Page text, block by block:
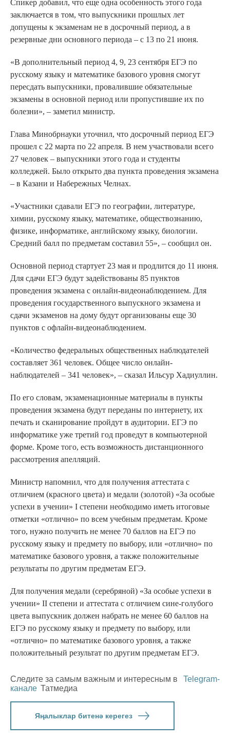
Спикер добавил, что еще одна особенность этого года
заключается в том, что выпускники прошлых лет
допущены к экзаменам не в досрочный период, а в
резервные дни основного периода – с 13 по 21 июня.
«В дополнительный период 4, 9, 23 сентября ЕГЭ по
русскому языку и математике базового уровня смогут
пересдать выпускники, провалившие обязательные
экзамены в основной период или пропустившие их по
болезни», – заметил министр.
Глава Минобрнауки уточнил, что досрочный период ЕГЭ
прошел с 22 марта по 22 апреля. В нем участвовали всего
27 человек – выпускники этого года и студенты
колледжей. Было открыто два пункта проведения экзамена
– в Казани и Набережных Челнах.
«Участники сдавали ЕГЭ по географии, литературе,
химии, русскому языку, математике, обществознанию,
физике, информатике, английскому языку, биологии.
Средний балл по предметам составил 55», – сообщил он.
Основной период стартует 23 мая и продлится до 11 июня.
Для сдачи ЕГЭ будут задействованы 85 пунктов
проведения экзамена с онлайн-видеонаблюдением. Для
проведения государственного выпускного экзамена и
сдачи экзаменов на дому будут организованы еще 30
пунктов с офлайн-видеонаблюдением.
«Количество федеральных общественных наблюдателей
составляет 361 человек. Общее число онлайн-
наблюдателей – 341 человек», – сказал Ильсур Хадиуллин.
По его словам, экзаменационные материалы в пункты
проведения экзамена будут переданы по интернету, их
печать и сканирование пройдут в аудитории. ЕГЭ по
информатике уже третий год проведут в компьютерной
форме. Кроме того, есть возможность дистанционного
рассмотрения апелляций.
Министр напомнил, что для получения аттестата с
отличием (красного цвета) и медали (золотой) «За особые
успехи в учении» I степени необходимо иметь итоговые
отметки «отлично» по всем учебным предметам. Кроме
того, нужно получить не менее 70 баллов на ЕГЭ по
русскому языку и предмету по выбору, или «отлично» по
математике базового уровня, а также положительные
результаты по другим предметам ЕГЭ.
Для получения медали (серебряной) «За особые успехи в
учении» II степени и аттестата с отличием сине-голубого
цвета выпускник должен набрать не менее 60 баллов на
ЕГЭ по русскому языку и предмету по выбору, или
«отлично» по математике базового уровня, а также
положительный результат по другим предметам ЕГЭ.
Следите за самым важным и интересным в
Telegram-
канале Татмедиа
Яңалыклар битенә керегез